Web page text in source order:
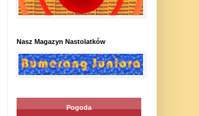
Nasz Magazyn Nastolatków
Pogoda